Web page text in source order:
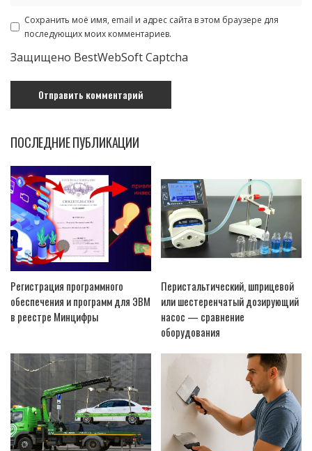
Сохранить моё имя, email и адрес сайта в этом браузере для
последующих моих комментариев.
Защищено BestWebSoft Captcha
ПОСЛЕДНИЕ ПУБЛИКАЦИИ
Регистрация программного
обеспечения и программ для ЭВМ
в реестре Минцифры
Перистальтический, шприцевой
или шестеренчатый дозирующий
насос — сравнение
оборудования